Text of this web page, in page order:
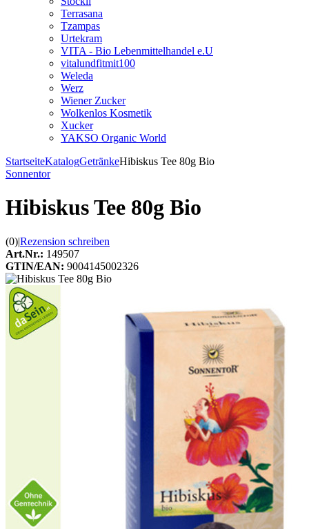
Terrasana
Tzampas
Urtekram
VITA - Bio Lebenmittelhandel e.U
vitalundfitmit100
Weleda
Werz
Wiener Zucker
Wolkenlos Kosmetik
Xucker
YAKSO Organic World
StartseiteKatalogGetränkeHibiskus Tee 80g Bio
Sonnentor
Hibiskus Tee 80g Bio
(0)|Rezension schreiben
Art.Nr.: 149507
GTIN/EAN: 9004145002326